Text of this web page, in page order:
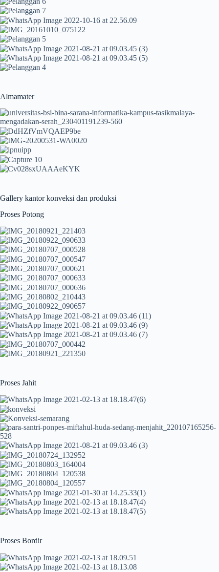
Almamater
Gallery kantor konveksi dan produksi
Proses Potong
Proses Jahit
Proses Bordir